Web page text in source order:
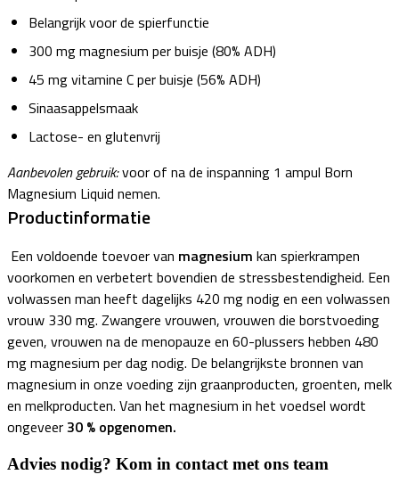
Belangrijk voor de spierfunctie
300 mg magnesium per buisje (80% ADH)
45 mg vitamine C per buisje (56% ADH)
Sinaasappelsmaak
Lactose- en glutenvrij
Aanbevolen gebruik:voor of na de inspanning 1 ampul Born
Magnesium Liquid nemen.
Productinformatie
Een voldoende toevoer van magnesium kan spierkrampen
voorkomen en verbetert bovendien de stressbestendigheid. Een
volwassen man heeft dagelijks 420 mg nodig en een volwassen
vrouw 330 mg. Zwangere vrouwen, vrouwen die borstvoeding
geven, vrouwen na de menopauze en 60-plussers hebben 480
mg magnesium per dag nodig. De belangrijkste bronnen van
magnesium in onze voeding zijn graanproducten, groenten, melk
en melkproducten. Van het magnesium in het voedsel wordt
ongeveer30 % opgenomen.
Advies nodig? Kom in contact met ons team